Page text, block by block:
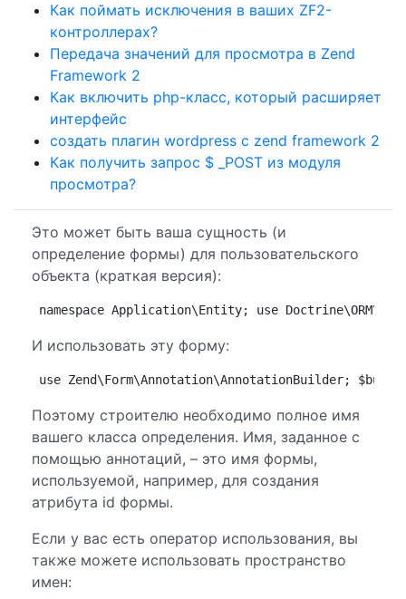
Как поймать исключения в ваших ZF2-
контроллерах?
Передача значений для просмотра в Zend
Framework 2
Как включить php-класс, который расширяет
интерфейс
создать плагин wordpress с zend framework 2
Как получить запрос $ _POST из модуля
просмотра?
Это может быть ваша сущность (и
определение формы) для пользовательского
объекта (краткая версия):
namespace Application\Entity; use
И использовать эту форму:
use Zend\Form\Annotation\AnnotationBuilder;
Поэтому строителю необходимо полное имя
вашего класса определения. Имя, заданное с
помощью аннотаций, – это имя формы,
используемой, например, для создания
атрибута id формы.
Если у вас есть оператор использования, вы
также можете использовать пространство
имен: